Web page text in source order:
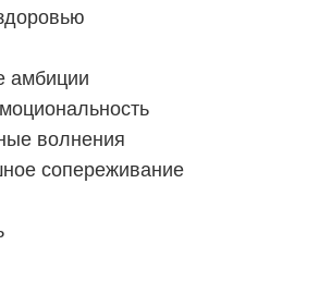
амбиции
волнения
сопереживание